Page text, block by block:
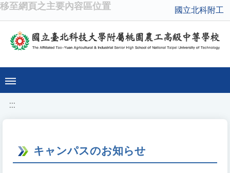
移至網頁之主要內容區位置 國立北科附工
:::
キャンパスのお知らせ